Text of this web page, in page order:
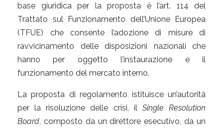
base giuridica per la proposta è l’art. 114 del
Trattato sul Funzionamento dell’Unione Europea
(TFUE) che consente l’adozione di misure di
ravvicinamento delle disposizioni nazionali che
hanno per oggetto l’instaurazione e il
funzionamento del mercato interno.
La proposta di regolamento istituisce un’autorità
per la risoluzione delle crisi, il Single Resolution
Board composto da un direttore esecutivo, da un